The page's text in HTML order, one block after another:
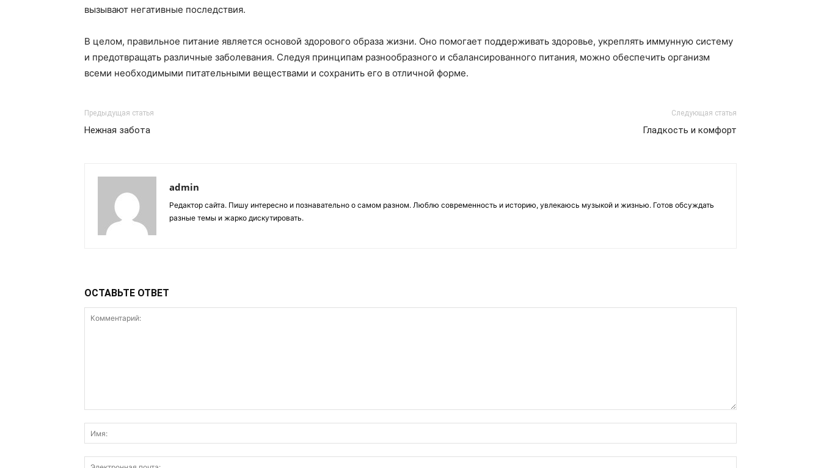
вызывают негативные последствия.
В целом, правильное питание является основой здорового образа жизни. Оно помогает поддерживать здоровье, укреплять иммунную систему
и предотвращать различные заболевания. Следуя принципам разнообразного и сбалансированного питания, можно обеспечить организм
всеми необходимыми питательными веществами и сохранить его в отличной форме.
Предыдущая статья
Нежная забота
Следующая статья
Гладкость и комфорт
admin
Редактор сайта. Пишу интересно и познавательно о самом разном. Люблю современность и историю, увлекаюсь музыкой и жизнью. Готов обсуждать
разные темы и жарко дискутировать.
ОСТАВЬТЕ ОТВЕТ